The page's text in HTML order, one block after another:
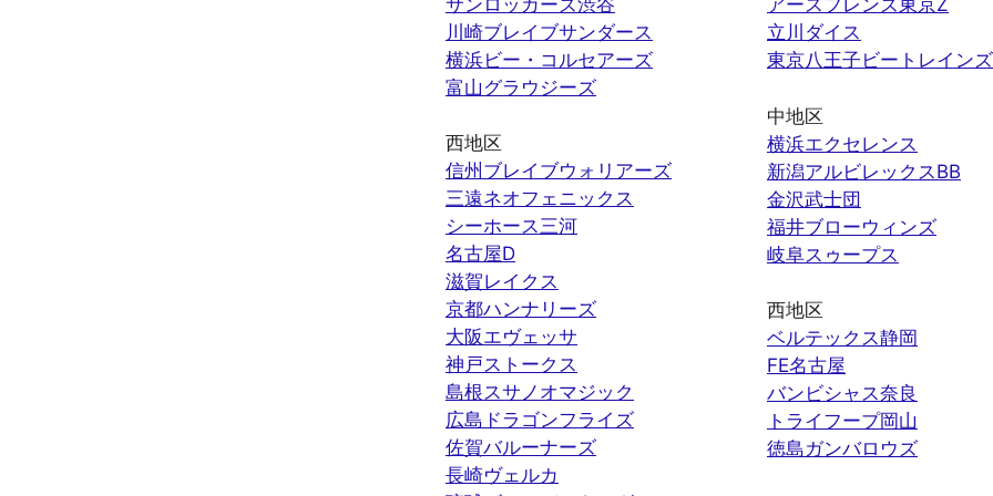
川崎ブレイブサンダース
横浜ビー・コルセアーズ
富山グラウジーズ
西地区
信州ブレイブウォリアーズ
三遠ネオフェニックス
シーホース三河
名古屋D
滋賀レイクス
京都ハンナリーズ
大阪エヴェッサ
神戸ストークス
島根スサノオマジック
広島ドラゴンフライズ
佐賀バルーナーズ
長崎ヴェルカ
アースフレンズ東京Z
立川ダイス
東京八王子ビートレインズ
中地区
横浜エクセレンス
新潟アルビレックスBB
金沢武士団
福井ブローウィンズ
岐阜スゥープス
西地区
ベルテックス静岡
FE名古屋
バンビシャス奈良
トライフープ岡山
徳島ガンバロウズ